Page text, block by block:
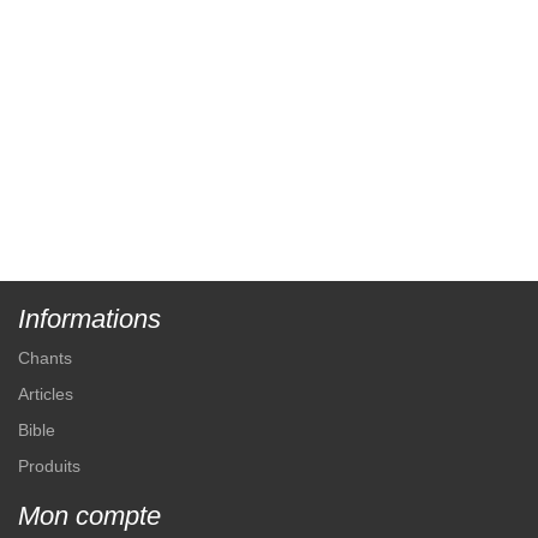
Informations
Chants
Articles
Bible
Produits
Mon compte